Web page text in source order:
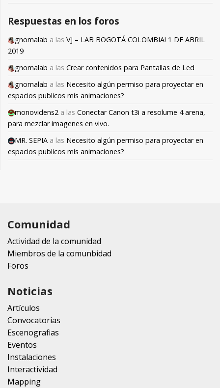
Respuestas en los foros
gnomalab a las VJ – LAB BOGOTÁ COLOMBIA! 1 DE ABRIL
2019
gnomalab a las Crear contenidos para Pantallas de Led
gnomalab a las Necesito algún permiso para proyectar en
espacios publicos mis animaciones?
monovidens2 a las Conectar Canon t3i a resolume 4 arena,
para mezclar imagenes en vivo.
MR. SEPIA a las Necesito algún permiso para proyectar en
espacios publicos mis animaciones?
Comunidad
Actividad de la comunidad
Miembros de la comunbidad
Foros
Noticias
Artículos
Convocatorias
Escenografias
Eventos
Instalaciones
Interactividad
Mapping